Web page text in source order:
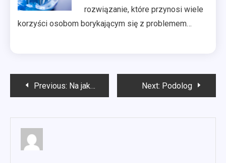
rozwiązanie, które przynosi wiele
korzyści osobom borykającym się z problemem…
Nawigacja
Previous: Na jakim programie prać pościel? Next: Podolog